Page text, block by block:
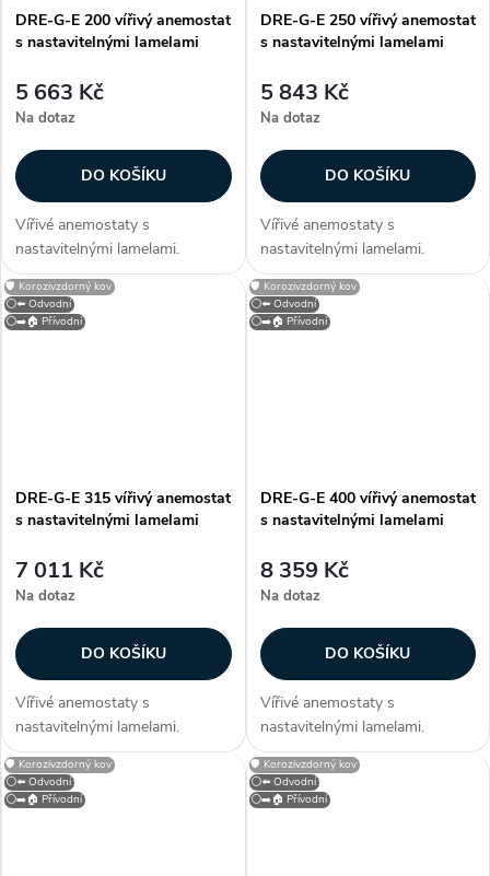
DRE-G-E 200 vířivý anemostat
s nastavitelnými lamelami
5 663 Kč
Na dotaz
DO KOŠÍKU
Vířivé anemostaty s
nastavitelnými lamelami.
Konstrukce Anemostaty jsou
vyrobeny z hliníku, lamely z
ocelového plechu. Anemostat
DRE-G-E 250 vířivý anemostat
s nastavitelnými lamelami
5 843 Kč
Na dotaz
DO KOŠÍKU
Vířivé anemostaty s
nastavitelnými lamelami.
Konstrukce Anemostaty jsou
vyrobeny z hliníku, lamely z
ocelového plechu. Anemostat
⚪⬅️ Odvodní
⚪➡️🏠 Přívodní
🛡️ Korozivzdorný kov
DRE-G-E 315 vířivý anemostat
s nastavitelnými lamelami
7 011 Kč
Na dotaz
DO KOŠÍKU
Vířivé anemostaty s
nastavitelnými lamelami.
Konstrukce Anemostaty jsou
vyrobeny z hliníku, lamely z
ocelového plechu. Anemostat
⚪⬅️ Odvodní
⚪➡️🏠 Přívodní
🛡️ Korozivzdorný kov
DRE-G-E 400 vířivý anemostat
s nastavitelnými lamelami
8 359 Kč
Na dotaz
DO KOŠÍKU
Vířivé anemostaty s
nastavitelnými lamelami.
Konstrukce Anemostaty jsou
vyrobeny z hliníku, lamely z
ocelového plechu. Anemostat
⚪⬅️ Odvodní
⚪➡️🏠 Přívodní
🛡️ Korozivzdorný kov
⚪⬅️ Odvodní
⚪➡️🏠 Přívodní
🛡️ Korozivzdorný kov